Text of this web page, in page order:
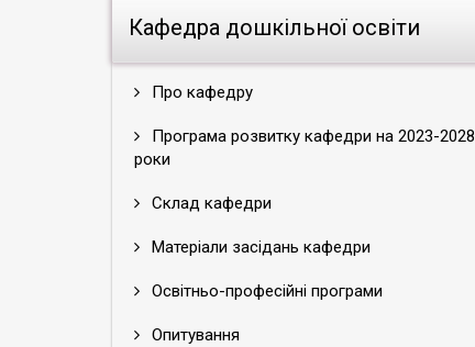
Кафедра дошкільної освіти
Про кафедру
Програма розвитку кафедри на 2023-2028
роки
Склад кафедри
Матеріали засідань кафедри
Освітньо-професійні програми
Опитування